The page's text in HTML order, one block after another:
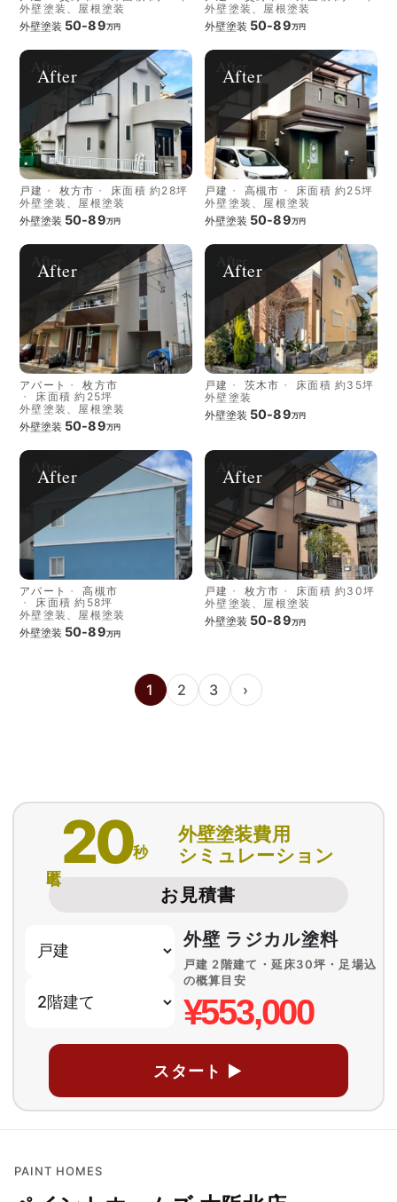
外壁塗装、屋根塗装
外壁塗装 50-89万円
外壁塗装、屋根塗装
外壁塗装 50-89万円
After
戸建 枚方市
床面積 約28坪
外壁塗装、屋根塗装
外壁塗装 50-89万円
After
戸建 高槻市
床面積 約25坪
外壁塗装、屋根塗装
外壁塗装 50-89万円
After
アパート
枚方市
床面積 約25坪
外壁塗装、屋根塗装
外壁塗装 50-89万円
After
戸建 茨木市
床面積 約35坪
外壁塗装
外壁塗装 50-89万円
After
アパート
高槻市
床面積 約58坪
外壁塗装、屋根塗装
外壁塗装 50-89万円
After
戸建 枚方市
床面積 約30坪
外壁塗装、屋根塗装
外壁塗装 50-89万円
1 2 3 ›
20秒
外壁塗装費用
シミュレーション
お見積書
外壁 ラジカル塗料
戸建 2階建て・延床30坪・足場込
の概算目安
¥553,000
スタート ▶
PAINT HOMES